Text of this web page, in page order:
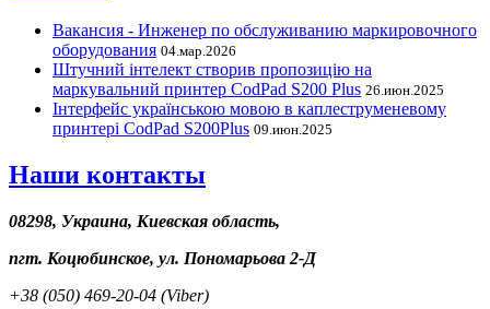
Вакансия - Инженер по обслуживанию маркировочного
оборудования 04.мар.2026
Штучний інтелект створив пропозицію на
маркувальний принтер CodPad S200 Plus 26.июн.2025
Інтерфейс українською мовою в каплеструменевому
принтері CodPad S200Plus 09.июн.2025
Наши контакты
08298, Украина, Киевская область,
пгт. Коцюбинское, ул. Пономарьова 2-Д
+38 (050) 469-20-04 (Viber)